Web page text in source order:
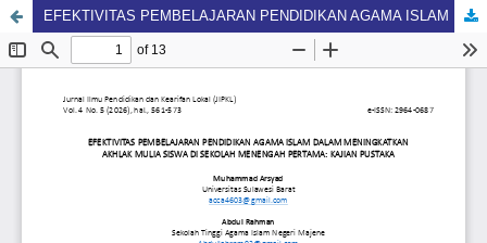
EFEKTIVITAS PEMBELAJARAN PENDIDIKAN AGAMA ISLAM DALAM MENINGKATKAN AKHLAK MULIA SISWA DI SEKOLAH MENENGAH PERTAMA: KAJIAN PUSTAKA